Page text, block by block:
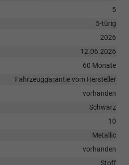
5
5-türig
2026
12.06.2026
60 Monate
Fahrzeuggarantie vom Hersteller
vorhanden
Schwarz
10
Metallic
vorhanden
Stoff